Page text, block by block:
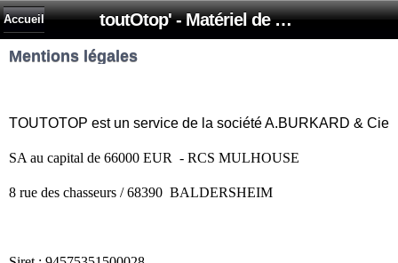
toutOtop' - Matériel de nettoyage, produit d'entretien, lubrifiant pour professionnel et particulier
Accueil
Mentions légales
TOUTOTOP est un service de la société A.BURKARD & Cie
SA au capital de 66000 EUR - RCS MULHOUSE
8 rue des chasseurs / 68390 BALDERSHEIM